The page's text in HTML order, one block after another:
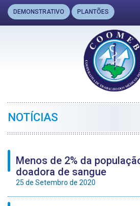
DEMONSTRATIVO PLANTÕES
NOTÍCIAS
Menos de 2% da
doadora de sangue
25 de Setembro de 2020